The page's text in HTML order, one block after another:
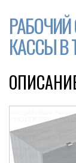
КАССЫ В